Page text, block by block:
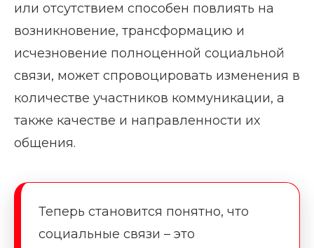
или отсутствием способен повлиять на
возникновение, трансформацию и
исчезновение полноценной социальной
связи, может спровоцировать изменения в
количестве участников коммуникации, а
также качестве и направленности их
общения.
Теперь становится понятно, что
социальные связи – это